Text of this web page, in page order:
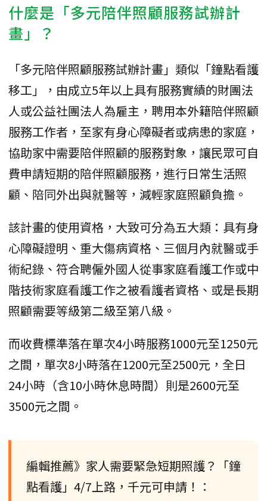
什麼是「多元陪伴照顧服務試辦計
畫」？
「多元陪伴照顧服務試辦計畫」類似「鐘點看護
移工」，由成立5年以上具有服務實績的財團法
人或公益社團法人為雇主，聘用本外籍陪伴照顧
服務工作者，至家有身心障礙者或病患的家庭，
協助家中需要陪伴照顧的服務對象，讓民眾可自
費申請短期的陪伴照顧服務，進行日常生活照
顧、陪同外出與就醫等，減輕家庭照顧負擔。
該計畫的使用資格，大致可分為五大類：具有身
心障礙證明、重大傷病資格、三個月內就醫或手
術紀錄、符合聘僱外國人從事家庭看護工作或中
階技術家庭看護工作之被看護者資格、或是長期
照顧需要等級第二級至第八級。
而收費標準落在單次4小時服務1000元至1250元
之間，單次8小時落在1200元至2500元，全日
24小時（含10小時休息時間）則是2600元至
3500元之間。
編輯推薦》家人需要緊急短期照護？「鐘
點看護」4/7上路，千元可申請！：